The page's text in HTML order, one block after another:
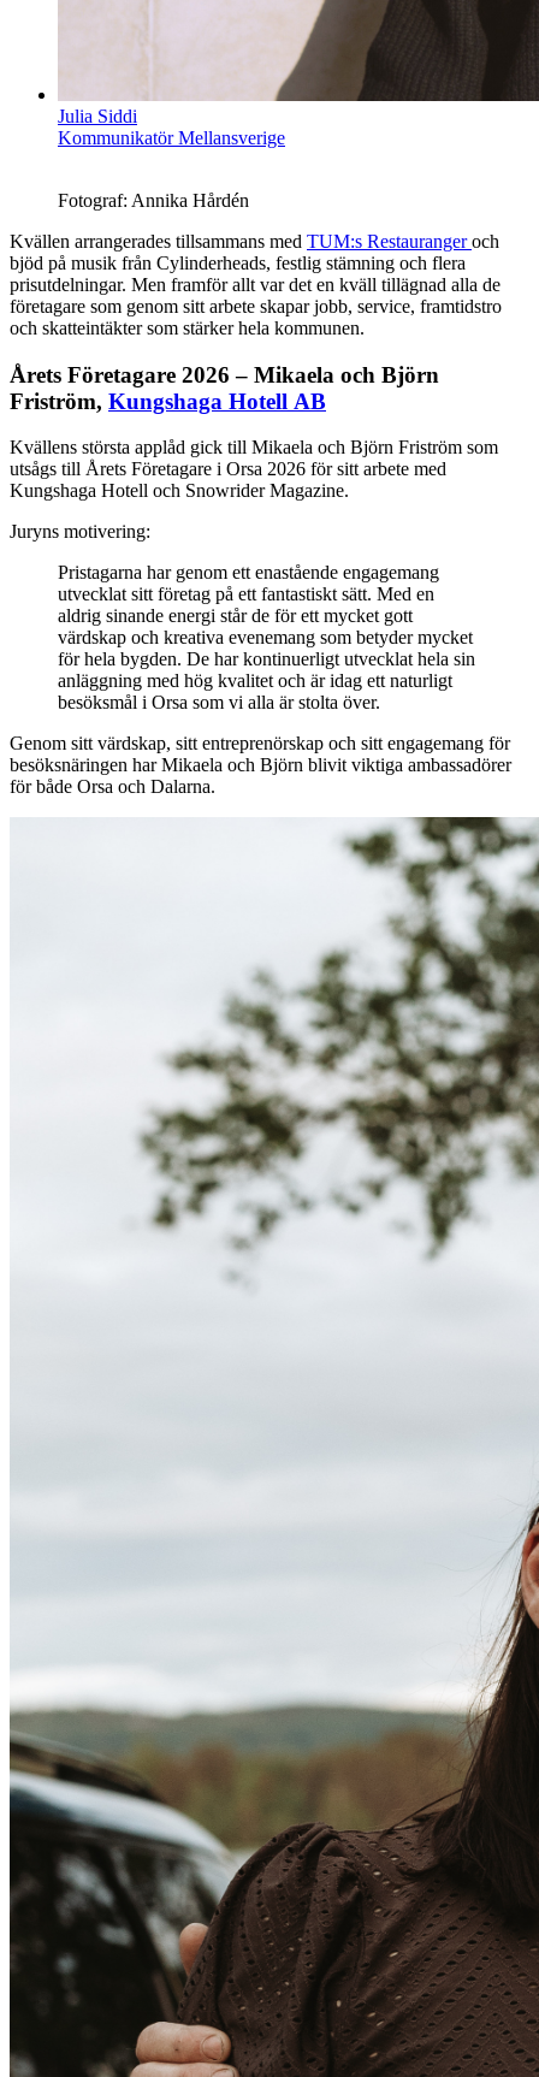
Julia Siddi
Kommunikatör Mellansverige
Fotograf: Annika Hårdén
Kvällen arrangerades tillsammans med TUM:s Restaurangeroch
bjöd på musik från Cylinderheads, festlig stämning och flera
prisutdelningar. Men framför allt var det en kväll tillägnad alla de
företagare som genom sitt arbete skapar jobb, service, framtidstro
och skatteintäkter som stärker hela kommunen.
Årets Företagare 2026 – Mikaela och Björn
Friström, Kungshaga Hotell AB
Kvällens största applåd gick till Mikaela och Björn Friström som
utsågs till Årets Företagare i Orsa 2026 för sitt arbete med
Kungshaga Hotell och Snowrider Magazine.
Juryns motivering:
Pristagarna har genom ett enastående engagemang
utvecklat sitt företag på ett fantastiskt sätt. Med en
aldrig sinande energi står de för ett mycket gott
värdskap och kreativa evenemang som betyder mycket
för hela bygden. De har kontinuerligt utvecklat hela sin
anläggning med hög kvalitet och är idag ett naturligt
besöksmål i Orsa som vi alla är stolta över.
Genom sitt värdskap, sitt entreprenörskap och sitt engagemang för
besöksnäringen har Mikaela och Björn blivit viktiga ambassadörer
för både Orsa och Dalarna.